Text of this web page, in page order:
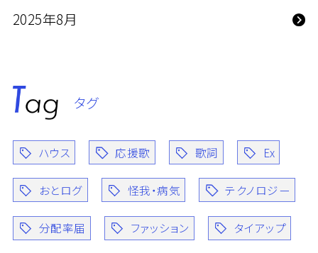
2025年8月
タグ
ハウス 応援歌 歌詞 Ex
おとログ 怪我・病気 テクノロジー
分配率届 ファッション タイアップ